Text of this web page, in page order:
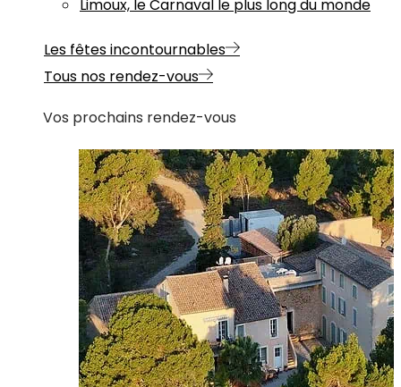
Limoux, le Carnaval le plus long du monde
Les fêtes incontournables
Tous nos rendez-vous
Vos prochains rendez-vous